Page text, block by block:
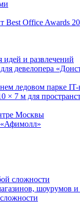
Best Office Awards
и развлечений
девелопера
ледовом парке
7 м для
Москвы
сложности
шоурумов и